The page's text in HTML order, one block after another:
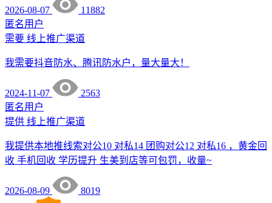
2026-08-07
11882
匿名用户
需要 线上推广渠道
我需要抖音防水、腾讯防水户，量大量大！
2024-11-07
2563
匿名用户
提供 线上推广渠道
我提供本地推线索对公10 对私14 团购对公12 对私16 ，黄金回
收 手机回收 学历提升 生美到店等可包罚，收量~
2026-08-09 8019